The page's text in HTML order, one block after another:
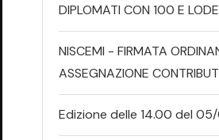
DIPLOMATI CON 100 E LODE
NISCEMI - FIRMATA
ASSEGNAZIONE
Edizione delle 14.00 del